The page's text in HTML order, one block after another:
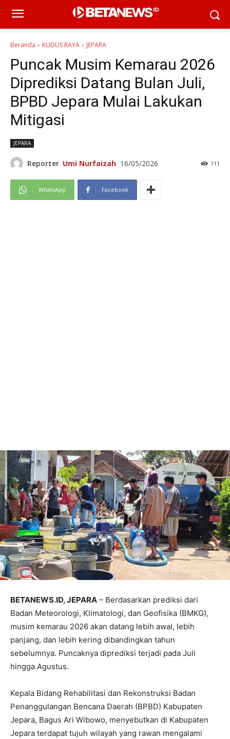
Beranda KUDUS RAYA JEPARA
Puncak Musim Kemarau 2026
Diprediksi Datang Bulan Juli,
BPBD Jepara Mulai Lakukan
Mitigasi
JEPARA
Reporter Umi Nurfaizah 16/05/2026 111
WhatsApp Facebook
BETANEWS.ID, JEPARA – Berdasarkan prediksi dari
Badan Meteorologi, Klimatologi, dan Geofisika (BMKG),
musim kemarau 2026 akan datang lebih awal, lebih
panjang, dan lebih kering dibandingkan tahun
sebelumnya. Puncaknya diprediksi terjadi pada Juli
hingga Agustus.
Kepala Bidang Rehabilitasi dan Rekonstruksi Badan
Penanggulangan Bencana Daerah (BPBD) Kabupaten
Jepara, Bagus Ari Wibowo, menyebutkan di Kabupaten
Jepara terdapat tujuh wilayah yang rawan mengalami